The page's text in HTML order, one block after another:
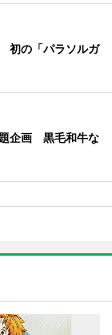
初の「パラソルガ
企画 黒毛和牛な